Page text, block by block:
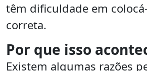
têm dificuldade em
correta.
Por que isso
Existem algumas razões